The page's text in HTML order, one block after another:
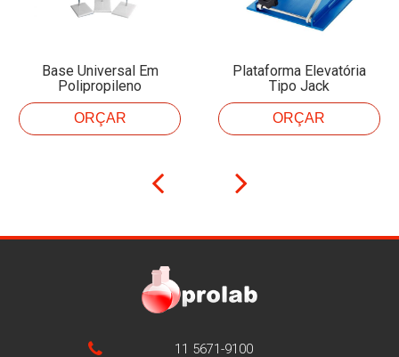
Base Universal Em
Polipropileno
ORÇAR
Plataforma Elevatória
Tipo Jack
ORÇAR
11 5671-9100